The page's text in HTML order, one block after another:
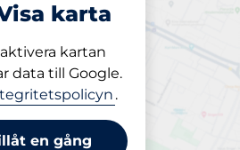
karta
kartan
data till Google.
.
en gång
Parkera
på plats